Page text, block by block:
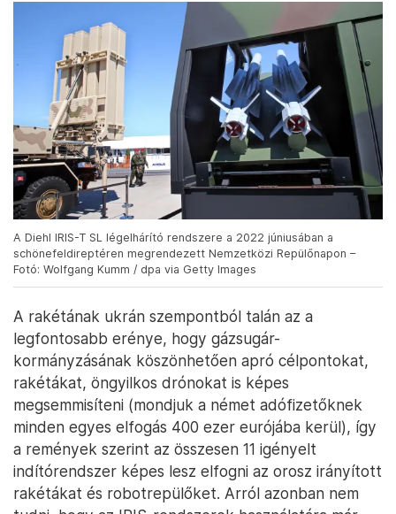
A Diehl IRIS-T SL légelhárító rendszere a 2022 júniusában a
schönefeldireptéren megrendezett Nemzetközi Repülőnapon –
Fotó: Wolfgang Kumm / dpa via Getty Images
A rakétának ukrán szempontból talán az a
legfontosabb erénye, hogy gázsugár-
kormányzásának köszönhetően apró célpontokat,
rakétákat, öngyilkos drónokat is képes
megsemmisíteni (mondjuk a német adófizetőknek
minden egyes elfogás 400 ezer eurójába kerül), így
a remények szerint az összesen 11 igényelt
indítórendszer képes lesz elfogni az orosz irányított
rakétákat és robotrepülőket. Arról azonban nem